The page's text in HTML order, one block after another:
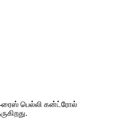
ரைஸ் பெல்லி கன்ட்ரோல்